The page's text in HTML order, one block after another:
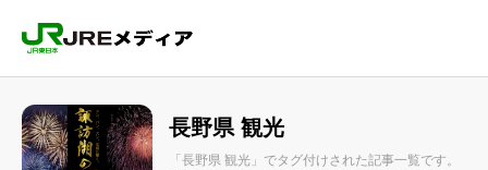
長野県 観光
「長野県 観光」でタグ付けされた記事一覧です。